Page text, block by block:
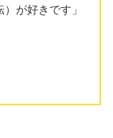
が好きです」